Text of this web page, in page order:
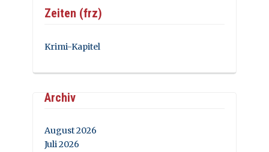
Zeiten (frz)
Krimi-Kapitel
Archiv
August 2026
Juli 2026